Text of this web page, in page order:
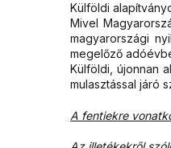
Külföldi
Mivel
magyarországi
megelőző
Külföldi, újonnan
mulasztással járó
A fentiekre